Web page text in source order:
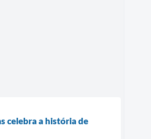
celebra a história de